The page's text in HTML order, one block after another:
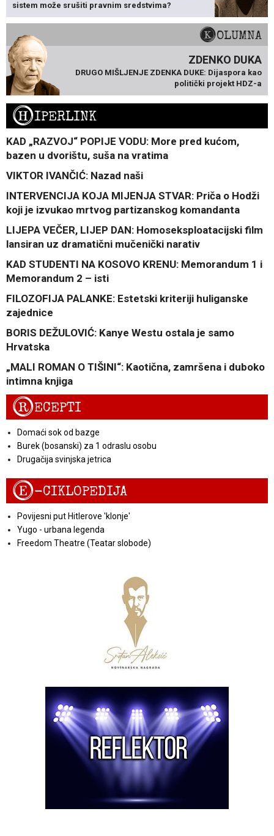
sistem može srušiti pravnim sredstvima?
KOLUMNA
ZDENKO DUKA
DRUGO MIŠLJENJE ZDENKA DUKE: Dijaspora kao
politički projekt HDZ-a
HIPERLINK
KAD „RAZVOJ“ POPIJE VODU: More pred kućom,
bazen u dvorištu, suša na vratima
VIKTOR IVANČIĆ: Nazad naši
INTERVENCIJA KOJA MIJENJA STVAR: Priča o Hodži
koji je izvukao mrtvog partizanskog komandanta
LIJEPA VEČER, LIJEP DAN: Homoseksploatacijski film
lansiran uz dramatični mučenički narativ
KAD STUDENTI NA KOSOVO KRENU: Memorandum 1 i
Memorandum 2 – isti
FILOZOFIJA PALANKE: Estetski kriteriji huliganske
zajednice
BORIS DEŽULOVIĆ: Kanye Westu ostala je samo
Hrvatska
„MALI ROMAN O TIŠINI“: Kaotična, zamršena i duboko
intimna knjiga
RECEPTI
Domaći sok od bazge
Burek (bosanski) za 1 odraslu osobu
Drugačija svinjska jetrica
E-CIKLOPEDIJA
Povijesni put Hitlerove 'klonje'
Yugo - urbana legenda
Freedom Theatre (Teatar slobode)